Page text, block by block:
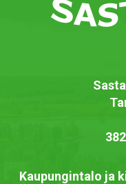
Kaupungintalo ja